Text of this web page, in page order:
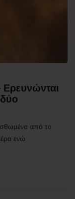
Ερευνώνται
από το
ενώ